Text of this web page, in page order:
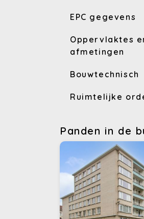
EPC gegevens
Oppervlaktes
afmetingen
Bouwtechnisch
Ruimtelijke
Panden in de